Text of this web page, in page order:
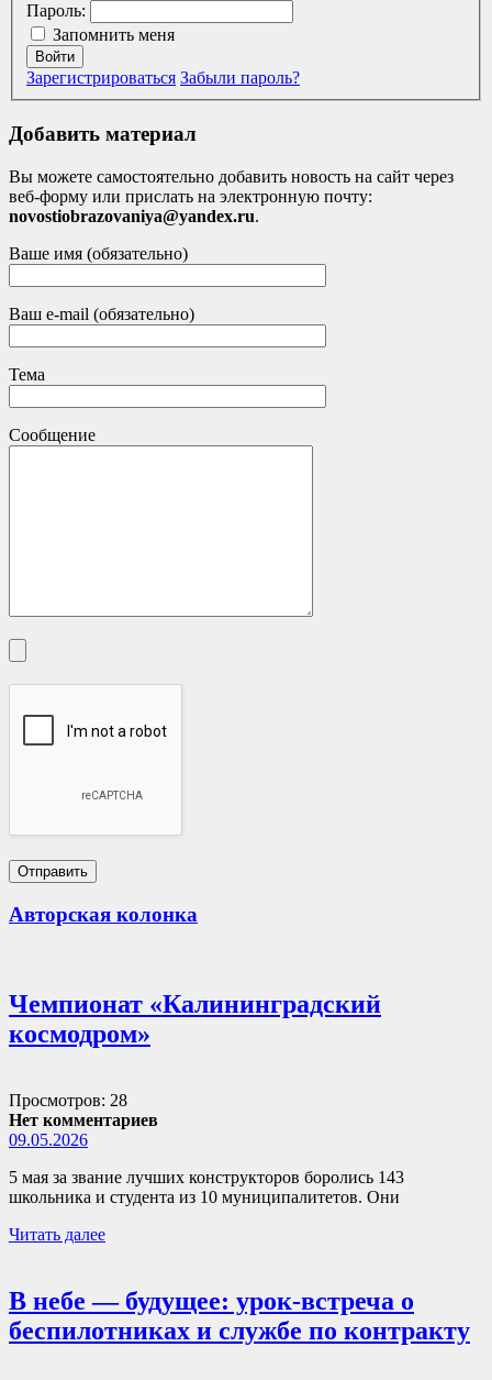
Пароль:
Запомнить меня
Войти
Зарегистрироваться Забыли пароль?
Добавить материал
Вы можете самостоятельно добавить новость на сайт через
веб-форму или прислать на электронную почту:
novostiobrazovaniya@yandex.ru.
Ваше имя (обязательно)
Ваш e-mail (обязательно)
Тема
Сообщение
Авторская колонка
Чемпионат «Калининградский
космодром»
Просмотров: 28
Нет комментариев
09.05.2026
5 мая за звание лучших конструкторов боролись 143
школьника и студента из 10 муниципалитетов. Они
Читать далее
В небе — будущее: урок-встреча о
беспилотниках и службе по контракту